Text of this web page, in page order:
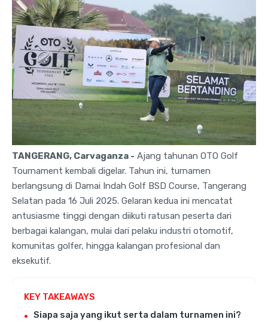
TANGERANG, Carvaganza - Ajang tahunan OTO Golf
Tournament kembali digelar. Tahun ini, turnamen
berlangsung di Damai Indah Golf BSD Course, Tangerang
Selatan pada 16 Juli 2025. Gelaran kedua ini mencatat
antusiasme tinggi dengan diikuti ratusan peserta dari
berbagai kalangan, mulai dari pelaku industri otomotif,
komunitas golfer, hingga kalangan profesional dan
eksekutif.
KEY TAKEAWAYS
Siapa saja yang ikut serta dalam turnamen ini?